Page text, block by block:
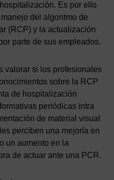
Es por ello
del algoritmo de
(RCP) y la actualización
parte de sus empleados.
valorar si los profesionales
sobre la RCP
de hospitalización
periódicas intra
de material visual
perciben una mejoría en
un aumento en la
de actuar ante una PCR.
CONTRATACIÓN